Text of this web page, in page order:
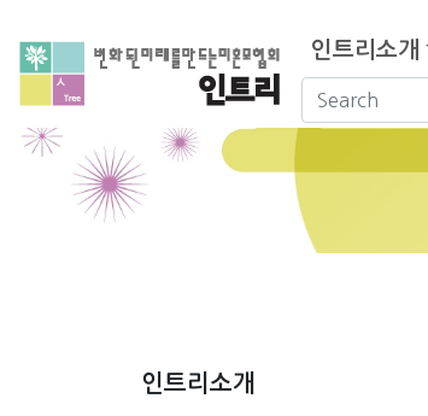
인트리소개
인트리소개